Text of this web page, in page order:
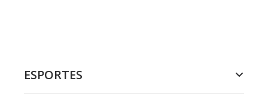
ESPORTES